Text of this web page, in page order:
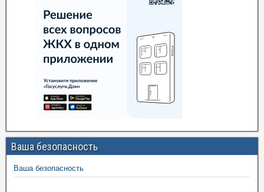
Ваша безопасность
Ваша безопасность